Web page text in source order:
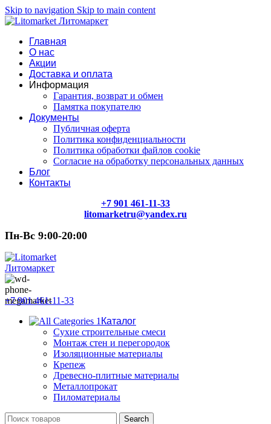
Skip to navigation Skip to main content
Главная
О нас
Акции
Доставка и оплата
Информация
Гарантия, возврат и обмен
Памятка покупателю
Документы
Публичная оферта
Политика конфиденциальности
Политика обработки файлов cookie
Согласие на обработку персональных данных
Блог
Контакты
+7 901 461-11-33
litomarketru@yandex.ru
Пн-Вс 9:00-20:00
+7 901 461-11-33
Каталог
Сухие строительные смеси
Монтаж стен и перегородок
Изоляционные материалы
Крепеж
Древесно-плитные материалы
Металлопрокат
Пиломатериалы
Search